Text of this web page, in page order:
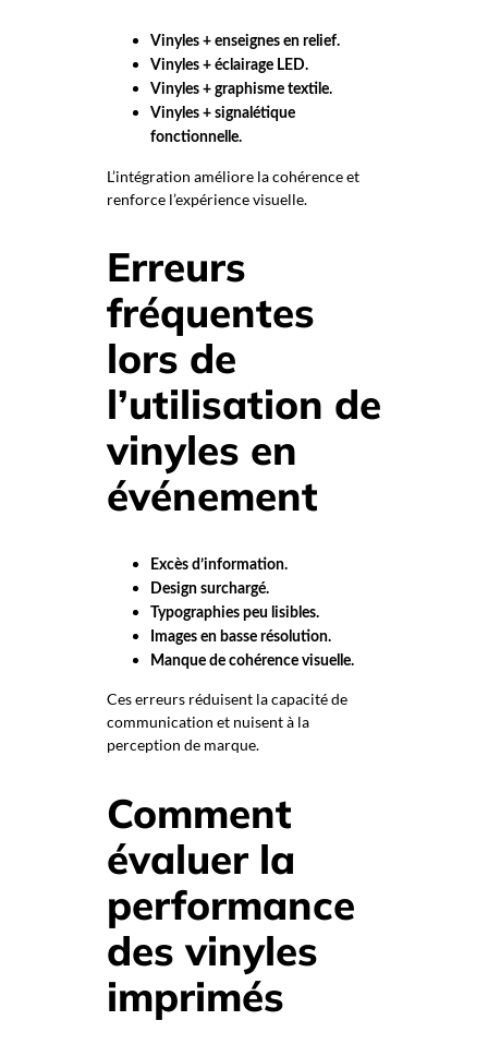
Vinyles + enseignes en relief.
Vinyles + éclairage LED.
Vinyles + graphisme textile.
Vinyles + signalétique
fonctionnelle.
L’intégration améliore la cohérence et
renforce l’expérience visuelle.
Erreurs
fréquentes
lors de
l’utilisation de
vinyles en
événement
Excès d’information.
Design surchargé.
Typographies peu lisibles.
Images en basse résolution.
Manque de cohérence visuelle.
Ces erreurs réduisent la capacité de
communication et nuisent à la
perception de marque.
Comment
évaluer la
performance
des vinyles
imprimés